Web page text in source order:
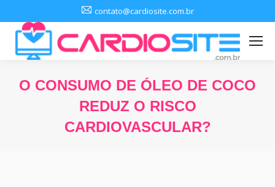
contato@cardiosite.com.br
O CONSUMO DE ÓLEO DE COCO
REDUZ O RISCO
CARDIOVASCULAR?